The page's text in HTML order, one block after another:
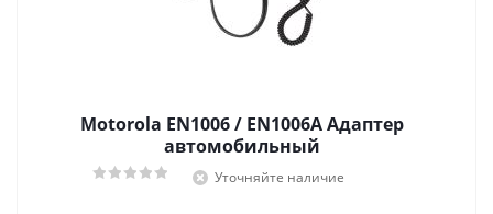
Motorola EN1006 / EN1006A Адаптер
автомобильный
Уточняйте наличие